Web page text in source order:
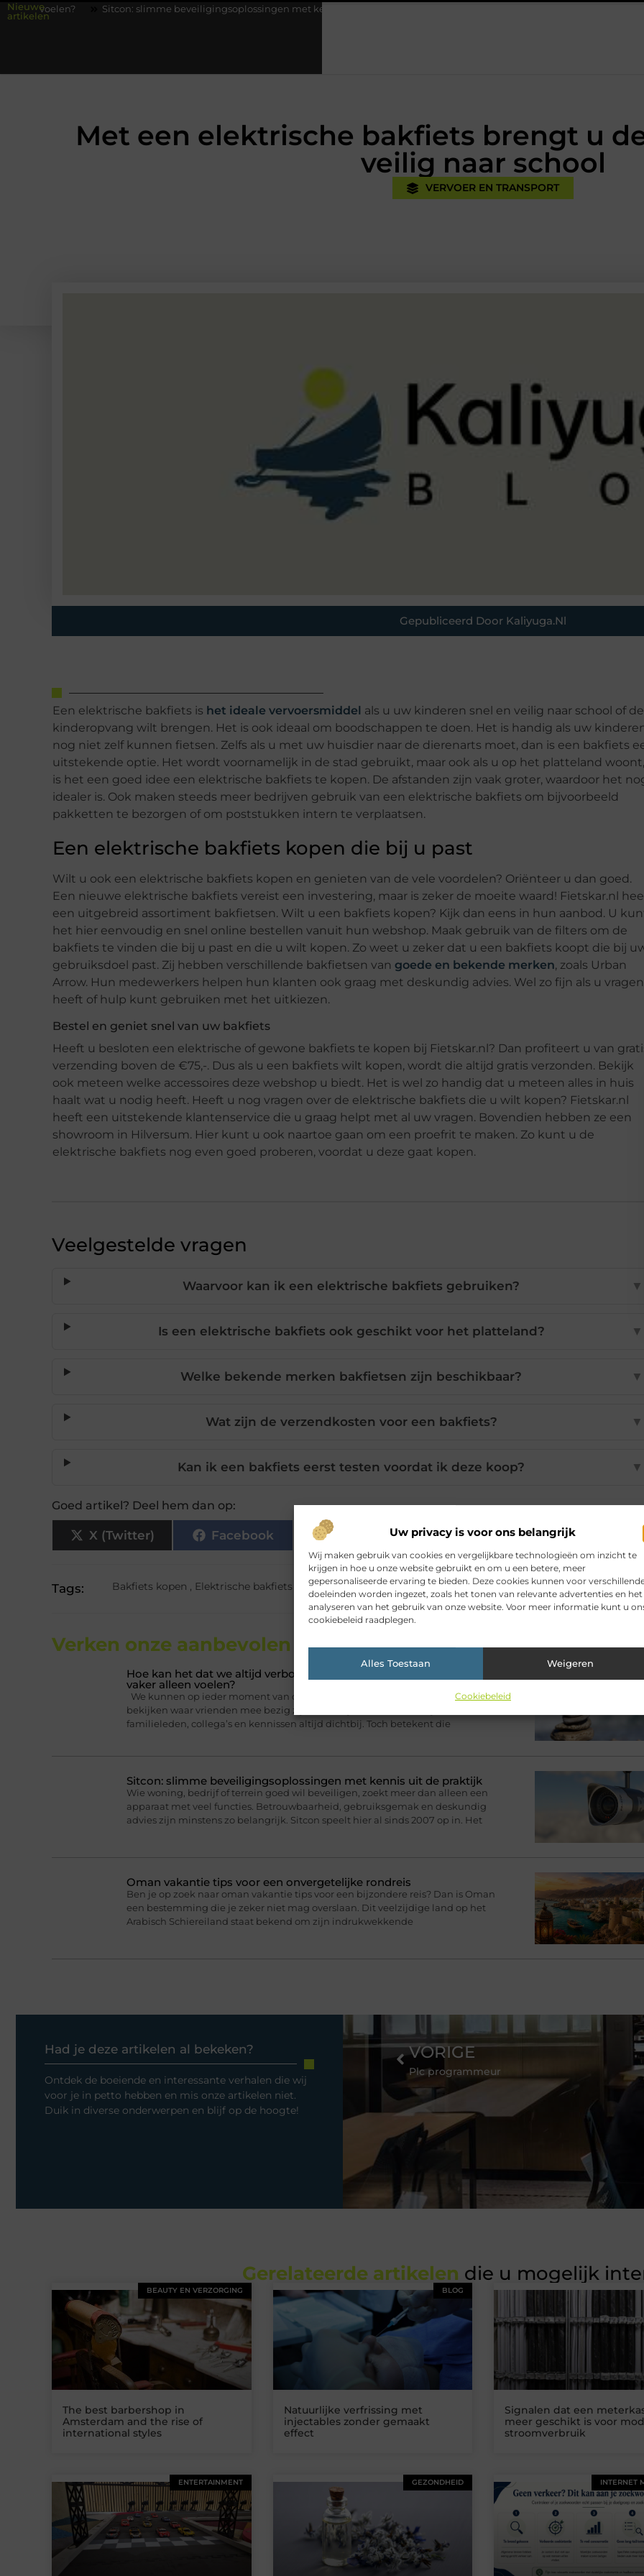
Uw privacy is voor ons belangrijk
Wij maken gebruik van cookies en vergelijkbare technologieën om inzicht te
krijgen in hoe u onze website gebruikt en om u een betere, meer
gepersonaliseerde ervaring te bieden. Deze cookies kunnen voor
doeleinden worden ingezet, zoals het tonen van relevante advertenties en het
analyseren van het gebruik van onze website. Voor meer informatie kunt u
cookiebeleid raadplegen.
Alles Toestaan Weigeren
Cookiebeleid
Nieuwe
artikelen
Sitcon: slimme beveiligingsoplossingen met kennis uit de praktijk
Met een elektrische bakfiets brengt u
veilig naar school
VERVOER EN TRANSPORT
Gepubliceerd Door Kaliyuga.nl
Een elektrische bakfiets is het ideale vervoersmiddel als u uw kinderen snel en veilig naar school of de
kinderopvang wilt brengen. Het is ook ideaal om boodschappen te doen. Het is handig als uw
nog niet zelf kunnen fietsen. Zelfs als u met uw huisdier naar de dierenarts moet, dan is een bakfiets
uitstekende optie. Het wordt voornamelijk in de stad gebruikt, maar ook als u op het platteland woont,
is het een goed idee een elektrische bakfiets te kopen. De afstanden zijn vaak groter, waardoor het
idealer is. Ook maken steeds meer bedrijven gebruik van een elektrische bakfiets om bijvoorbeeld
pakketten te bezorgen of om poststukken intern te verplaatsen.
Een elektrische bakfiets kopen die bij u past
Wilt u ook een elektrische bakfiets kopen en genieten van de vele voordelen? Oriënteer u dan goed.
Een nieuwe elektrische bakfiets vereist een investering, maar is zeker de moeite waard! Fietskar.nl
een uitgebreid assortiment bakfietsen. Wilt u een bakfiets kopen? Kijk dan eens in hun aanbod. U
het hier eenvoudig en snel online bestellen vanuit hun webshop. Maak gebruik van de filters om de
bakfiets te vinden die bij u past en die u wilt kopen. Zo weet u zeker dat u een bakfiets koopt die bij
gebruiksdoel past. Zij hebben verschillende bakfietsen van goede en bekende merken, zoals Urban
Arrow. Hun medewerkers helpen hun klanten ook graag met deskundig advies. Wel zo fijn als u vragen
heeft of hulp kunt gebruiken met het uitkiezen.
Bestel en geniet snel van uw bakfiets
Heeft u besloten een elektrische of gewone bakfiets te kopen bij Fietskar.nl? Dan profiteert u van
verzending boven de €75,-. Dus als u een bakfiets wilt kopen, wordt die altijd gratis verzonden. Bekijk
ook meteen welke accessoires deze webshop u biedt. Het is wel zo handig dat u meteen alles in huis
haalt wat u nodig heeft. Heeft u nog vragen over de elektrische bakfiets die u wilt kopen? Fietskar.nl
heeft een uitstekende klantenservice die u graag helpt met al uw vragen. Bovendien hebben ze een
showroom in Hilversum. Hier kunt u ook naartoe gaan om een proefrit te maken. Zo kunt u de
elektrische bakfiets nog even goed proberen, voordat u deze gaat kopen.
Veelgestelde vragen
Waarvoor kan ik een elektrische bakfiets gebruiken? ▼
Is een elektrische bakfiets ook geschikt voor het platteland? ▼
Welke bekende merken bakfietsen zijn beschikbaar? ▼
Wat zijn de verzendkosten voor een bakfiets? ▼
Kan ik een bakfiets eerst testen voordat ik deze koop? ▼
Goed artikel? Deel hem dan op:
X (Twitter) Facebook Pinterest LinkedIn
Tags: Bakfiets kopen , Elektrische bakfiets
Verken onze aanbevolen artikelen voor jou.
Hoe kan het dat we altijd verbonden zijn, maar ons toch steeds
vaker alleen voelen?
We kunnen op ieder moment van de dag een bericht sturen, een foto delen of
bekijken waar vrienden mee bezig zijn. Dankzij onze telefoons zijn
familieleden, collega’s en kennissen altijd dichtbij. Toch betekent die
Sitcon: slimme beveiligingsoplossingen met kennis uit de praktijk
Wie woning, bedrijf of terrein goed wil beveiligen, zoekt meer dan alleen een
apparaat met veel functies. Betrouwbaarheid, gebruiksgemak en deskundig
advies zijn minstens zo belangrijk. Sitcon speelt hier al sinds 2007 op in. Het
Oman vakantie tips voor een onvergetelijke rondreis
Ben je op zoek naar oman vakantie tips voor een bijzondere reis? Dan is Oman
een bestemming die je zeker niet mag overslaan. Dit veelzijdige land op het
Arabisch Schiereiland staat bekend om zijn indrukwekkende
Had je deze artikelen al bekeken?
Ontdek de boeiende en interessante verhalen die wij
voor je in petto hebben en mis onze artikelen niet.
Duik in diverse onderwerpen en blijf op de hoogte!
VORIGE
Plc programmeur
Gerelateerde artikelen die u mogelijk
BEAUTY EN VERZORGING
The best barbershop in
Amsterdam and the rise of
international styles
BLOG
Natuurlijke verfrissing met
injectables zonder gemaakt
effect
Signalen dat een
meer geschikt is voor
stroomverbruik
ENTERTAINMENT GEZONDHEID INTERNET